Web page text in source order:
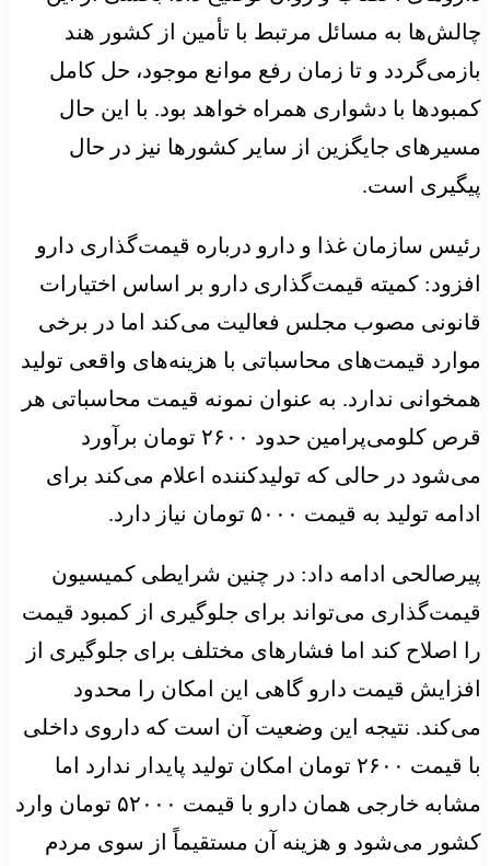
چالش‌ها به مسائل مرتبط با تأمین از کشور هند
بازمی‌گردد و تا زمان رفع موانع موجود، حل کامل
کمبودها با دشواری همراه خواهد بود. با این حال
مسیرهای جایگزین از سایر کشورها نیز در حال
پیگیری است.
رئیس سازمان غذا و دارو درباره قیمت‌گذاری دارو
افزود: کمیته قیمت‌گذاری دارو بر اساس اختیارات
قانونی مصوب مجلس فعالیت می‌کند اما در برخی
موارد قیمت‌های محاسباتی با هزینه‌های واقعی تولید
همخوانی ندارد. به عنوان نمونه قیمت محاسباتی هر
قرص کلومی‌پرامین حدود ۲۶۰۰ تومان برآورد
می‌شود در حالی که تولیدکننده اعلام می‌کند برای
ادامه تولید به قیمت ۵۰۰۰ تومان نیاز دارد.
پیرصالحی ادامه داد: در چنین شرایطی کمیسیون
قیمت‌گذاری می‌تواند برای جلوگیری از کمبود قیمت
را اصلاح کند اما فشارهای مختلف برای جلوگیری از
افزایش قیمت دارو گاهی این امکان را محدود
می‌کند. نتیجه این وضعیت آن است که داروی داخلی
با قیمت ۲۶۰۰ تومان امکان تولید پایدار ندارد اما
مشابه خارجی همان دارو با قیمت ۵۲۰۰۰ تومان وارد
کشور می‌شود و هزینه آن مستقیماً از سوی مردم